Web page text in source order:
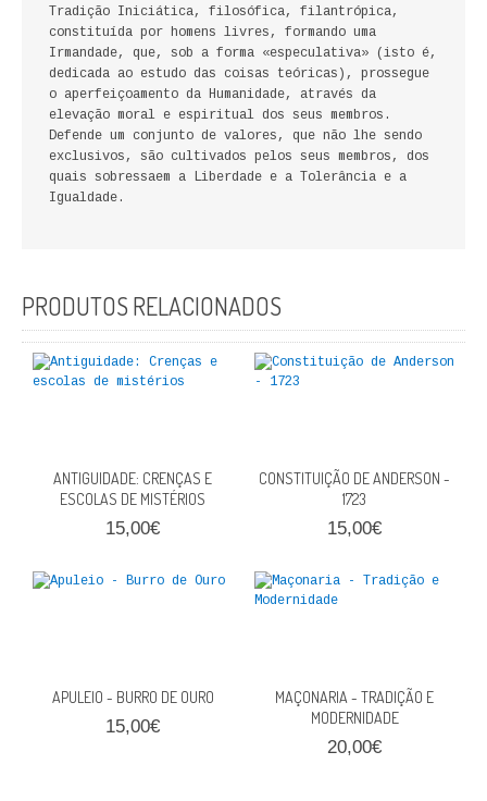
PRÉ-HISTÓRIA
LITERATURA
BIOGRAFIA
FICÇÃO E ROMANCE
POESIA E TEATRO
REVISTA DEDALUS
CIÊNCIA POLITICA
RELAÇÕES INTERNACIONAIS
COLEÇÃO ATENA
PROMOÇÕES
Tradição Iniciática, filosófica, filantrópica,
constituída por homens livres, formando uma
Irmandade, que, sob a forma «especulativa» (isto é,
dedicada ao estudo das coisas teóricas), prossegue
o aperfeiçoamento da Humanidade, através da
elevação moral e espiritual dos seus membros.
Defende um conjunto de valores, que não lhe sendo
exclusivos, são cultivados pelos seus membros, dos
quais sobressaem a Liberdade e a Tolerância e a
Igualdade.
PRODUTOS RELACIONADOS
ANTIGUIDADE: CRENÇAS E
ESCOLAS DE MISTÉRIOS
15,00€
CONSTITUIÇÃO DE ANDERSON -
1723
15,00€
APULEIO - BURRO DE OURO
15,00€
MAÇONARIA - TRADIÇÃO E
MODERNIDADE
20,00€